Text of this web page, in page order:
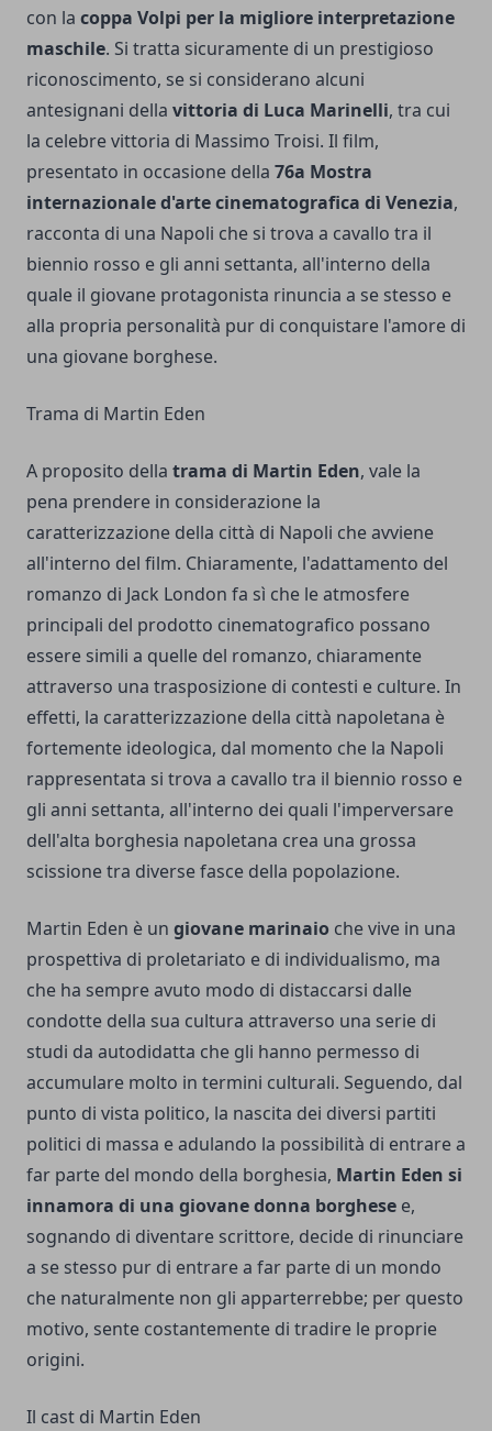
con la coppa Volpi per la migliore interpretazione
maschile. Si tratta sicuramente di un prestigioso
riconoscimento, se si considerano alcuni
antesignani della vittoria di Luca Marinelli, tra cui
la celebre vittoria di Massimo Troisi. Il film,
presentato in occasione della 76a Mostra
internazionale d'arte cinematografica di Venezia,
racconta di una Napoli che si trova a cavallo tra il
biennio rosso e gli anni settanta, all'interno della
quale il giovane protagonista rinuncia a se stesso e
alla propria personalità pur di conquistare l'amore di
una giovane borghese.
Trama di Martin Eden
A proposito della trama di Martin Eden, vale la
pena prendere in considerazione la
caratterizzazione della città di Napoli che avviene
all'interno del film. Chiaramente, l'adattamento del
romanzo di Jack London fa sì che le atmosfere
principali del prodotto cinematografico possano
essere simili a quelle del romanzo, chiaramente
attraverso una trasposizione di contesti e culture. In
effetti, la caratterizzazione della città napoletana è
fortemente ideologica, dal momento che la Napoli
rappresentata si trova a cavallo tra il biennio rosso e
gli anni settanta, all'interno dei quali l'imperversare
dell'alta borghesia napoletana crea una grossa
scissione tra diverse fasce della popolazione.
Martin Eden è un giovane marinaio che vive in una
prospettiva di proletariato e di individualismo, ma
che ha sempre avuto modo di distaccarsi dalle
condotte della sua cultura attraverso una serie di
studi da autodidatta che gli hanno permesso di
accumulare molto in termini culturali. Seguendo, dal
punto di vista politico, la nascita dei diversi partiti
politici di massa e adulando la possibilità di entrare a
far parte del mondo della borghesia, Martin Eden si
innamora di una giovane donna borghese e,
sognando di diventare scrittore, decide di rinunciare
a se stesso pur di entrare a far parte di un mondo
che naturalmente non gli apparterrebbe; per questo
motivo, sente costantemente di tradire le proprie
origini.
Il cast di Martin Eden